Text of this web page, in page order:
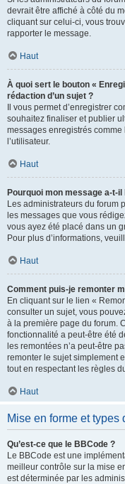
devrait être affiché à côté du
cliquant sur celui-ci, vous
rapporter le message.
Haut
À quoi sert le bouton «
rédaction d’un sujet ?
Il vous permet d’enregistrer
souhaitez finaliser et publier
messages enregistrés
l’utilisateur.
Haut
Pourquoi mon message a-t-
Les administrateurs du forum
les messages que vous
vous ayez été placé dans un
Pour plus d’informations,
Haut
Comment puis-je remonter
En cliquant sur le lien «
consulter un sujet, vous
à la première page du forum.
fonctionnalité a peut-être été
les remontées n’a peut-être
remonter le sujet simplement
tout en respectant les règles
Haut
Mise en forme et types
Qu’est-ce que le BBCode ?
Le BBCode est une
meilleur contrôle sur la mise
est déterminée par les